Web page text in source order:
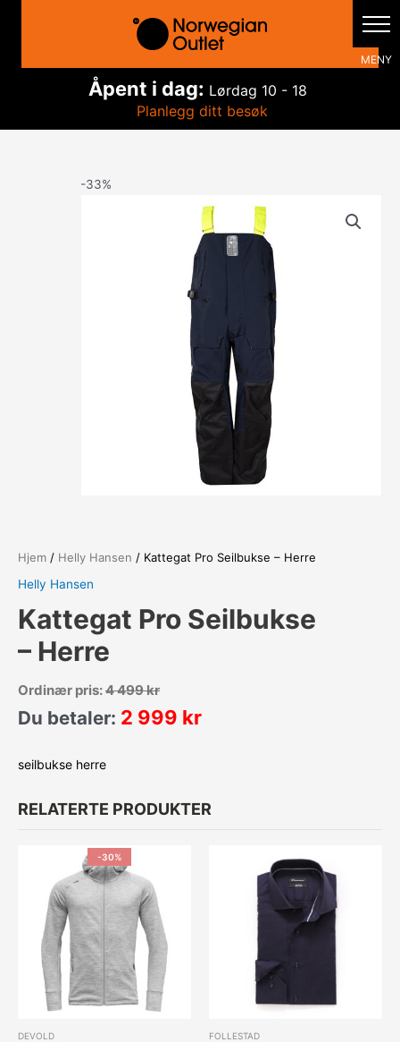
innholdet
Åpent i dag: Lørdag 10 - 18
Planlegg ditt besøk
-33%
Hjem / Helly Hansen / Kattegat Pro Seilbukse – Herre
Helly Hansen
Kattegat Pro Seilbukse
– Herre
Ordinær pris:4 499kr
Du betaler: 2 999 kr
seilbukse herre
RELATERTE PRODUKTER
-30%
DEVOLD FOLLESTAD